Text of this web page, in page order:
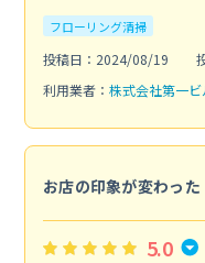
フローリング清掃
投稿日：2024/08/19
利用業者： 株式会社第一
お店の印象が変わった
5.0